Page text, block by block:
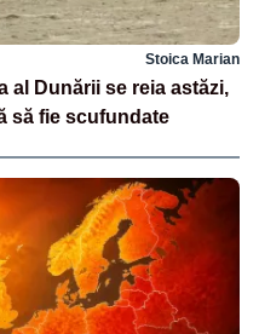
Stoica Marian
al Dunării se reia astăzi,
să fie scufundate